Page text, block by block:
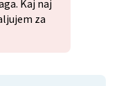
Kaj naj
za